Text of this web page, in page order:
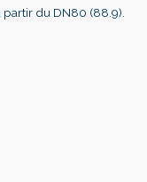
partir du DN80 (88.9).